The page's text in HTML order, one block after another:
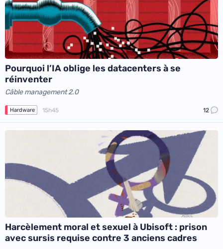
Pourquoi l’IA oblige les datacenters à se
réinventer
Câble management 2.0
Hardware 15h45 12
Harcèlement moral et sexuel à Ubisoft : prison
avec sursis requise contre 3 anciens cadres